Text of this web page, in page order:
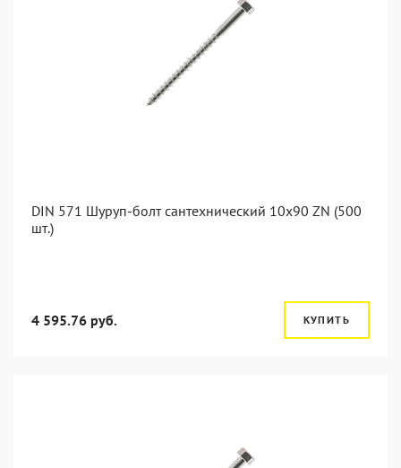
DIN 571 Шуруп-болт сантехнический 10x90 ZN (500
шт.)
4 595.76 руб. КУПИТЬ